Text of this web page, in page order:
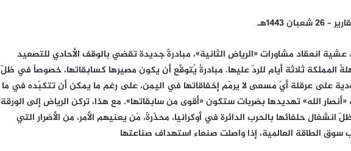
1443هـ
انعقاد مشاورات «الرياض الثانية»، مبادرةً جديدة تقضي بالوقف الأحادي للتصعيد
المملكة ثلاثة أيام للردّ عليها. مبادرةٌ يُتوقَّع أن يكون مصيرها كسابقاتها، خصوصاً في ظلّ
على عرقلة أيّ مسعى لا يرمّم إخفاقاتها في اليمن، على رغم ما يمكن أن تتكبّده في ما
الله» تهديدها بضربات ستكون «أقوى من سابقاتها». مع هذا، تركن الرياض إلى الورقة
حلفائها بالحرب الدائرة في أوكرانيا، محذّرةً، مَن يعنيهم الأمر، من الأضرار التي
الطاقة العالمية، إذا واصلت صنعاء استهداف صناعتها